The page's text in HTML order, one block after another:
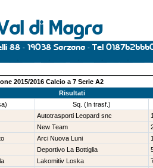
2015/2016 Calcio a 7 Serie A2
Risultati
Sq. (In trasf.)
Autotrasporti Leopard snc
New Team
Arci Nuova Luni
Deportivo La Bottiglia
Lakomitiv Loska